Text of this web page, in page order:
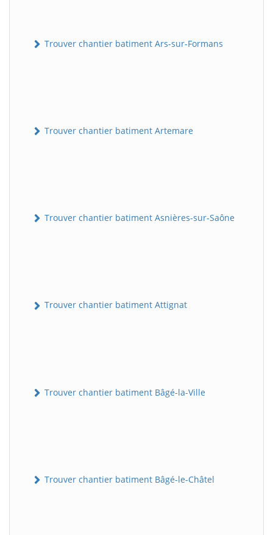
Trouver chantier batiment Ars-sur-Formans
Trouver chantier batiment Artemare
Trouver chantier batiment Asnières-sur-Saône
Trouver chantier batiment Attignat
Trouver chantier batiment Bâgé-la-Ville
Trouver chantier batiment Bâgé-le-Châtel